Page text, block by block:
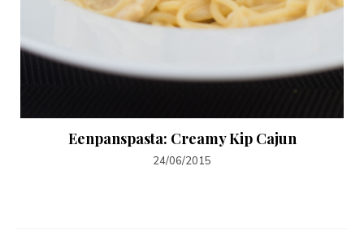
Eenpanspasta: Creamy Kip Cajun
24/06/2015